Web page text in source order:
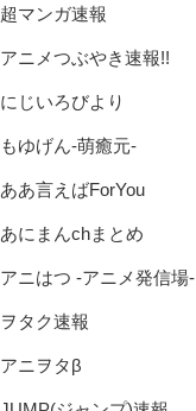
超マンガ速報
アニメつぶやき速報!!
にじいろびより
もゆげん-萌癒元-
ああ言えばForYou
あにまんchまとめ
アニはつ -アニメ発信場-
ヲタク速報
アニヲタβ